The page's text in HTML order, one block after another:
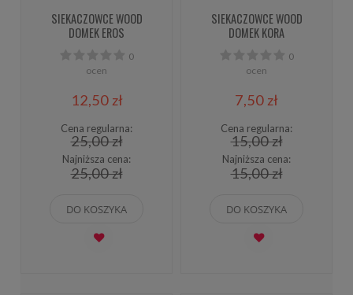
SIEKACZOWCE WOOD
DOMEK EROS
0
ocen
12,50 zł
Cena regularna:
25,00 zł
Najniższa cena:
25,00 zł
DO KOSZYKA
SIEKACZOWCE WOOD
DOMEK KORA
0
ocen
7,50 zł
Cena regularna:
15,00 zł
Najniższa cena:
15,00 zł
DO KOSZYKA